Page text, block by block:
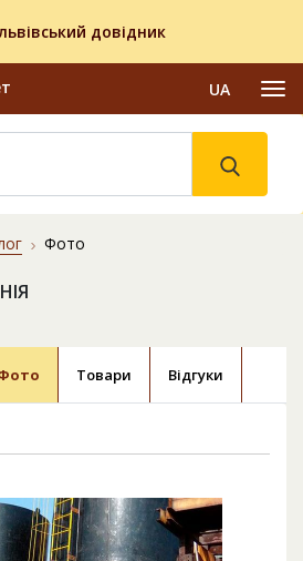
довідник
UA
Фото
Товари Відгуки